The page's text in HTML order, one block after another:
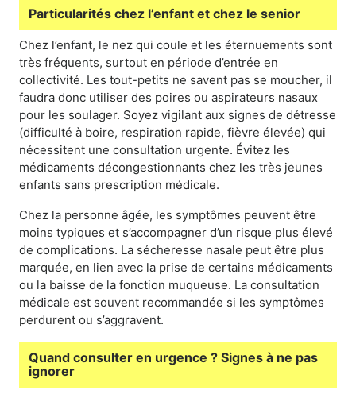
Particularités chez l’enfant et chez le senior
Chez l’enfant, le nez qui coule et les éternuements sont
très fréquents, surtout en période d’entrée en
collectivité. Les tout-petits ne savent pas se moucher, il
faudra donc utiliser des poires ou aspirateurs nasaux
pour les soulager. Soyez vigilant aux signes de détresse
(difficulté à boire, respiration rapide, fièvre élevée) qui
nécessitent une consultation urgente. Évitez les
médicaments décongestionnants chez les très jeunes
enfants sans prescription médicale.
Chez la personne âgée, les symptômes peuvent être
moins typiques et s’accompagner d’un risque plus élevé
de complications. La sécheresse nasale peut être plus
marquée, en lien avec la prise de certains médicaments
ou la baisse de la fonction muqueuse. La consultation
médicale est souvent recommandée si les symptômes
perdurent ou s’aggravent.
Quand consulter en urgence ? Signes à ne pas
ignorer